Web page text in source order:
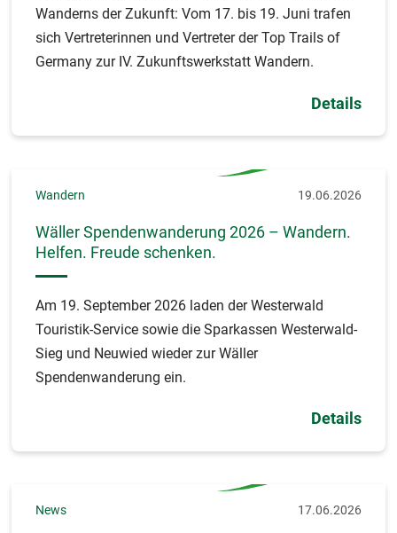
Wanderns der Zukunft: Vom 17. bis 19. Juni trafen
sich Vertreterinnen und Vertreter der Top Trails of
Germany zur IV. Zukunftswerkstatt Wandern.
Details
Wandern 19.06.2026
Wäller Spendenwanderung 2026 – Wandern.
Helfen. Freude schenken.
Am 19. September 2026 laden der Westerwald
Touristik-Service sowie die Sparkassen Westerwald-
Sieg und Neuwied wieder zur Wäller
Spendenwanderung ein.
Details
News 17.06.2026